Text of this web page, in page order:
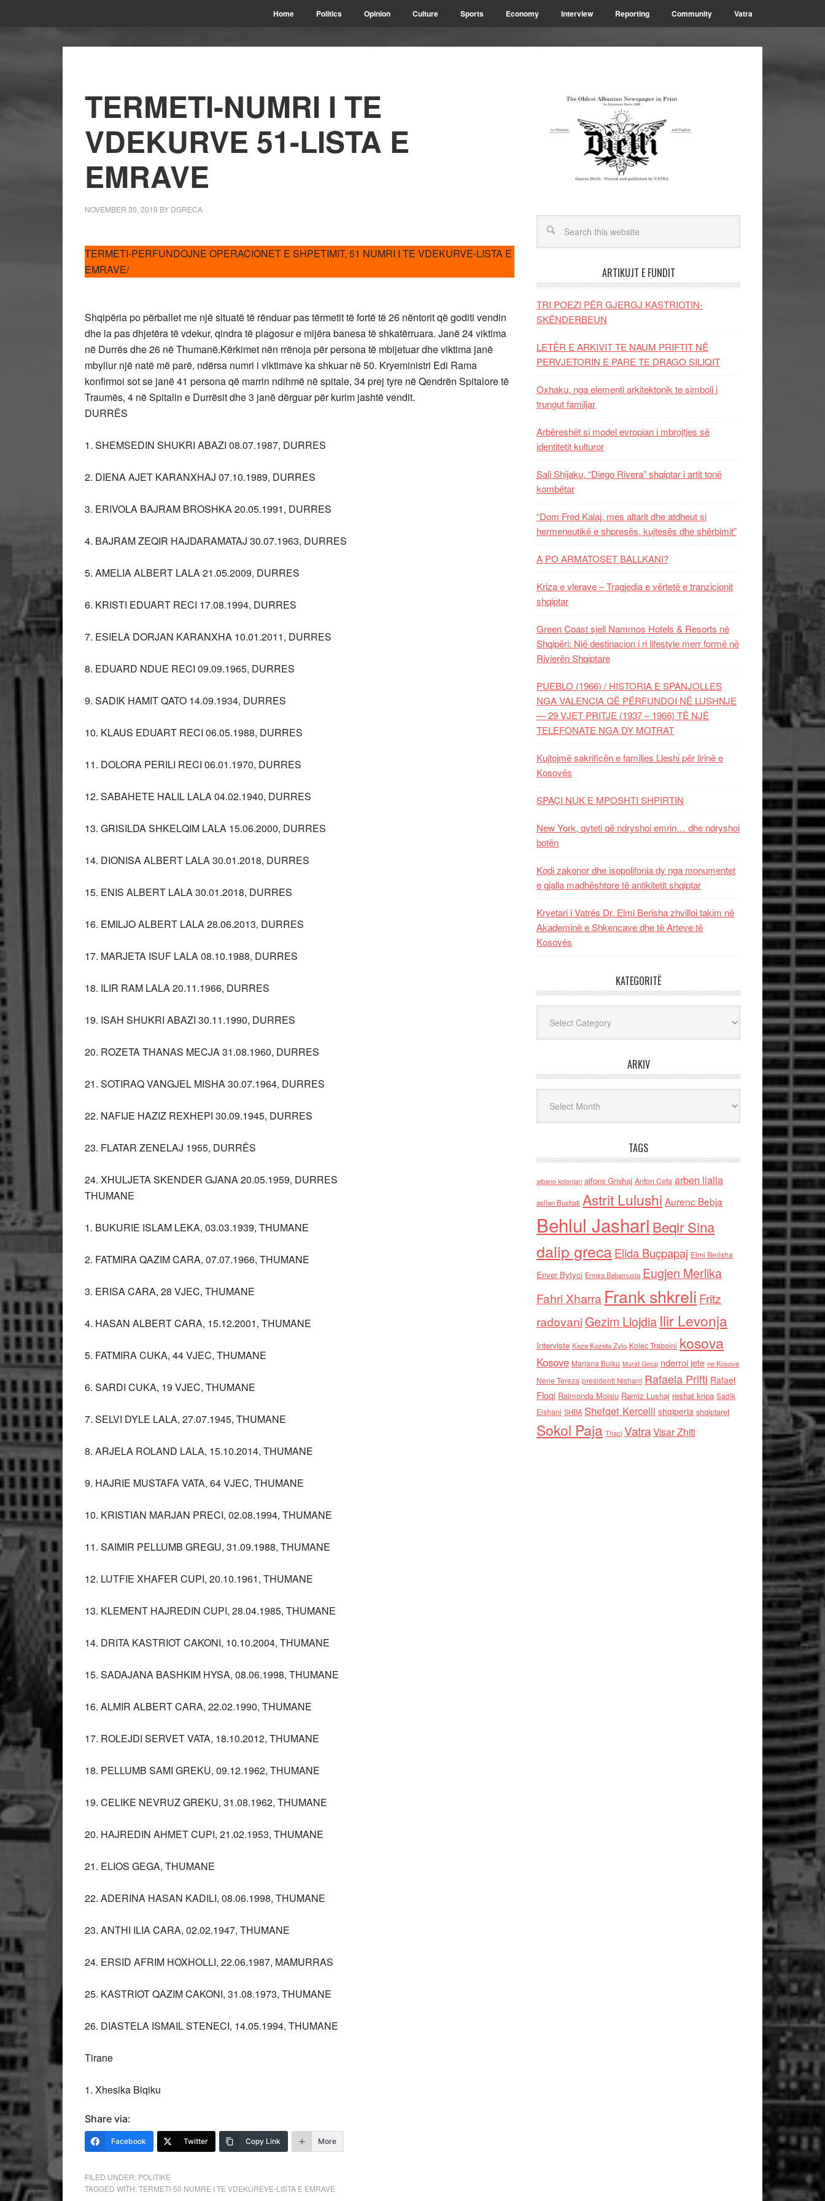
Home Politics Opinion Culture Sports Economy Interview Reporting Community Vatra
TERMETI-NUMRI I TE
VDEKURVE 51-LISTA E
EMRAVE
NOVEMBER 30, 2019 BY DGRECA
TERMETI-PERFUNDOJNE OPERACIONET E SHPETIMIT, 51 NUMRI I TE VDEKURVE-LISTA E
EMRAVE/
Shqipëria po përballet me një situatë të rënduar pas tërmetit të fortë të 26 nëntorit që goditi vendin
dhe la pas dhjetëra të vdekur, qindra të plagosur e mijëra banesa të shkatërruara. Janë 24 viktima
në Durrës dhe 26 në Thumanë.Kërkimet nën rrënoja për persona të mbijetuar dhe viktima janë
mbyllur një natë më parë, ndërsa numri i viktimave ka shkuar në 50. Kryeministri Edi Rama
konfirmoi sot se janë 41 persona që marrin ndihmë në spitale, 34 prej tyre në Qendrën Spitalore të
Traumës, 4 në Spitalin e Durrësit dhe 3 janë dërguar për kurim jashtë vendit.
DURRËS
1. SHEMSEDIN SHUKRI ABAZI 08.07.1987, DURRES
2. DIENA AJET KARANXHAJ 07.10.1989, DURRES
3. ERIVOLA BAJRAM BROSHKA 20.05.1991, DURRES
4. BAJRAM ZEQIR HAJDARAMATAJ 30.07.1963, DURRES
5. AMELIA ALBERT LALA 21.05.2009, DURRES
6. KRISTI EDUART RECI 17.08.1994, DURRES
7. ESIELA DORJAN KARANXHA 10.01.2011, DURRES
8. EDUARD NDUE RECI 09.09.1965, DURRES
9. SADIK HAMIT QATO 14.09.1934, DURRES
10. KLAUS EDUART RECI 06.05.1988, DURRES
11. DOLORA PERILI RECI 06.01.1970, DURRES
12. SABAHETE HALIL LALA 04.02.1940, DURRES
13. GRISILDA SHKELQIM LALA 15.06.2000, DURRES
14. DIONISA ALBERT LALA 30.01.2018, DURRES
15. ENIS ALBERT LALA 30.01.2018, DURRES
16. EMILJO ALBERT LALA 28.06.2013, DURRES
17. MARJETA ISUF LALA 08.10.1988, DURRES
18. ILIR RAM LALA 20.11.1966, DURRES
19. ISAH SHUKRI ABAZI 30.11.1990, DURRES
20. ROZETA THANAS MECJA 31.08.1960, DURRES
21. SOTIRAQ VANGJEL MISHA 30.07.1964, DURRES
22. NAFIJE HAZIZ REXHEPI 30.09.1945, DURRES
23. FLATAR ZENELAJ 1955, DURRËS
24. XHULJETA SKENDER GJANA 20.05.1959, DURRES
THUMANE
1. BUKURIE ISLAM LEKA, 03.03.1939, THUMANE
2. FATMIRA QAZIM CARA, 07.07.1966, THUMANE
3. ERISA CARA, 28 VJEC, THUMANE
4. HASAN ALBERT CARA, 15.12.2001, THUMANE
5. FATMIRA CUKA, 44 VJEC, THUMANE
6. SARDI CUKA, 19 VJEC, THUMANE
7. SELVI DYLE LALA, 27.07.1945, THUMANE
8. ARJELA ROLAND LALA, 15.10.2014, THUMANE
9. HAJRIE MUSTAFA VATA, 64 VJEC, THUMANE
10. KRISTIAN MARJAN PRECI, 02.08.1994, THUMANE
11. SAIMIR PELLUMB GREGU, 31.09.1988, THUMANE
12. LUTFIE XHAFER CUPI, 20.10.1961, THUMANE
13. KLEMENT HAJREDIN CUPI, 28.04.1985, THUMANE
14. DRITA KASTRIOT CAKONI, 10.10.2004, THUMANE
15. SADAJANA BASHKIM HYSA, 08.06.1998, THUMANE
16. ALMIR ALBERT CARA, 22.02.1990, THUMANE
17. ROLEJDI SERVET VATA, 18.10.2012, THUMANE
18. PELLUMB SAMI GREKU, 09.12.1962, THUMANE
19. CELIKE NEVRUZ GREKU, 31.08.1962, THUMANE
20. HAJREDIN AHMET CUPI, 21.02.1953, THUMANE
21. ELIOS GEGA, THUMANE
22. ADERINA HASAN KADILI, 08.06.1998, THUMANE
23. ANTHI ILIA CARA, 02.02.1947, THUMANE
24. ERSID AFRIM HOXHOLLI, 22.06.1987, MAMURRAS
25. KASTRIOT QAZIM CAKONI, 31.08.1973, THUMANE
26. DIASTELA ISMAIL STENECI, 14.05.1994, THUMANE
Tirane
1. Xhesika Biqiku
Share via:
Facebook Twitter Copy Link More
FILED UNDER: POLITIKE
TAGGED WITH:TERMETI-50 NUMRE I TE VDEKUREVE-LISTA E EMRAVE
ARTIKUJT E FUNDIT
TRI POEZI PËR GJERGJ KASTRIOTIN-
SKËNDERBEUN
LETËR E ARKIVIT TE NAUM PRIFTIT NË
PERVJETORIN E PARE TE DRAGO SILIQIT
Oxhaku, nga elementi arkitektonik te simboli i
trungut familjar
Arbëreshët si model evropian i mbrojtjes së
identitetit kulturor
Sali Shijaku, “Diego Rivera” shqiptar i artit tonë
kombëtar
“Dom Fred Kalaj, mes altarit dhe atdheut si
hermeneutikë e shpresës, kujtesës dhe shërbimit”
A PO ARMATOSET BALLKANI?
Kriza e vlerave – Tragjedia e vërtetë e tranzicionit
shqiptar
Green Coast sjell Nammos Hotels & Resorts në
Shqipëri: Një destinacion i ri lifestyle merr formë në
Rivierën Shqiptare
PUEBLO (1966) / HISTORIA E SPANJOLLES
NGA VALENCIA QË PËRFUNDOI NË LUSHNJE
— 29 VJET PRITJE (1937 – 1966) TË NJË
TELEFONATE NGA DY MOTRAT
Kujtojmë sakrificën e familjes Lleshi për lirinë e
Kosovës
SPAÇI NUK E MPOSHTI SHPIRTIN
New York, qyteti që ndryshoi emrin… dhe ndryshoi
botën
Kodi zakonor dhe isopolifonia dy nga monumentet
e gjalla madhështore të antikitetit shqiptar
Kryetari i Vatrës Dr. Elmi Berisha zhvilloi takim në
Akademinë e Shkencave dhe të Arteve të
Kosovës
KATEGORITË
ARKIV
TAGS
albano kolonjari alfons Grishaj Anton Cefa arben llalla
asllan Bushati Astrit Lulushi Aurenc Bebja
Behlul Jashari Beqir Sina
dalip grecaElida Buçpapaj Elmi Berisha
Enver Bytyci Ermira Babamusta Eugjen Merlika
Fahri Xharra Frank shkreli Fritz
radovaniGezim Llojdia Ilir Levonja
Interviste Keze Kozeta Zylo Kolec Traboini kosova
Kosove Marjana Bulku Murat Gecaj nderroi jete ne Kosove
Nene Tereza presidenti Nishani Rafaela Prifti Rafael
Floqi Raimonda Moisiu Ramiz Lushaj reshat kripa Sadik
Elshani SHBA Shefqet Kercelli shqiperia shqiptaret
Sokol Paja Thaci VatraVisar Zhiti